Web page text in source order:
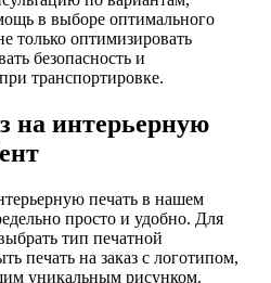
в выборе оптимального
только оптимизировать
безопасность и
транспортировке.
на интерьерную
печать в нашем
просто и удобно. Для
тип печатной
печать на заказ с логотипом,
уникальным рисунком.